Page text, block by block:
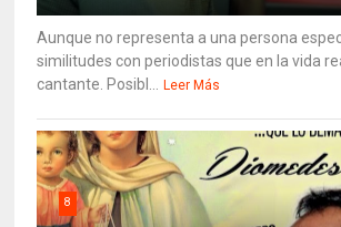
Aunque no representa a una persona
similitudes con periodistas que en la vida
cantante. Posibl... Leer Más
8